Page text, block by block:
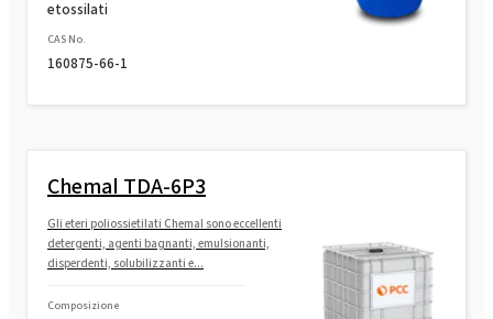
etossilati
CAS No.
160875-66-1
Chemal TDA-6P3
Gli eteri poliossietilati Chemal sono eccellenti
detergenti, agenti bagnanti, emulsionanti,
disperdenti, solubilizzanti e...
Composizione